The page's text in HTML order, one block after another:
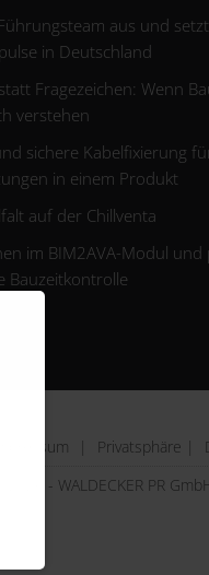
aus und
in Deutschland
Fragezeichen: Wenn
verstehen
sichere Kabelfixierung
in einem Produkt
auf der Chillventa
im BIM2AVA-Modul und
Bauzeitkontrolle
Impressum Privatsphäre
© 2026 - WALDECKER PR